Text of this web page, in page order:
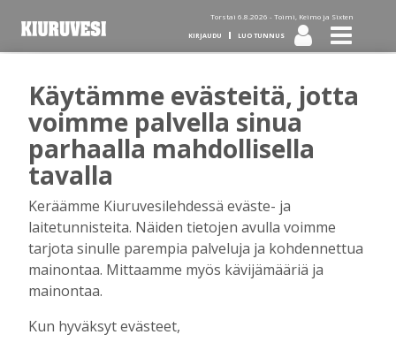
Torstai 6.8.2026 - Toimi, Keimo ja Sixten
KIRJAUDU LUO TUNNUS
Tilaa Kiuruvesi-lehti diginä
tai kotiinkannettuna!
Kirjaudu
Sähköposti
Käytämme evästeitä, jotta
voimme palvella sinua
parhaalla mahdollisella
tavalla
Keräämme Kiuruvesilehdessä eväste- ja
laitetunnisteita. Näiden tietojen avulla voimme
tarjota sinulle parempia palveluja ja kohdennettua
mainontaa. Mittaamme myös kävijämääriä ja
mainontaa.
Kun hyväksyt evästeet,